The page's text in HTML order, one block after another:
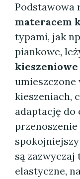
Podstawowa
materacem
typami, jak
piankowe,
kieszeniowe
kieszeniach,
adaptację do
są
elastyczne,